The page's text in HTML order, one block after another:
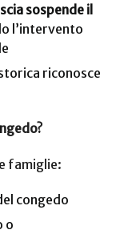
sospende il
l’intervento
riconosce
famiglie:
congedo
o